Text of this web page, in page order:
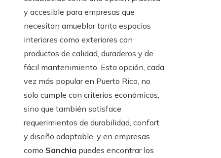
y accesible para empresas que
necesitan amueblar tanto espacios
interiores como exteriores con
productos de calidad, duraderos y de
fácil mantenimiento. Esta opción, cada
vez más popular en Puerto Rico, no
solo cumple con criterios económicos,
sino que también satisface
requerimientos de durabilidad, confort
y diseño adaptable, y en empresas
como Sanchia puedes encontrar los